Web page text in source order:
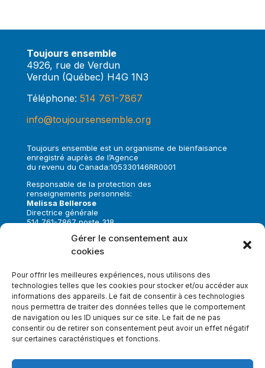
Gérer le consentement aux
cookies
Pour offrir les meilleures expériences, nous utilisons des
technologies telles que les cookies pour stocker et/ou accéder aux
informations des appareils. Le fait de consentir à ces technologies
nous permettra de traiter des données telles que le comportement
de navigation ou les ID uniques sur ce site. Le fait de ne pas
consentir ou de retirer son consentement peut avoir un effet négatif
sur certaines caractéristiques et fonctions.
Toujours ensemble
4926, rue de Verdun
Verdun (Québec) H4G 1N3
Téléphone: 514 761-7867
info@toujoursensemble.org
Toujours ensemble est un organisme de bienfaisance
enregistré auprès de l’Agence
du revenu du Canada:105330146RR0001
Responsable de la protection des
renseignements personnels:
Melissa Bellerose
Directrice générale
514 761-7867 poste 318
Faire un don